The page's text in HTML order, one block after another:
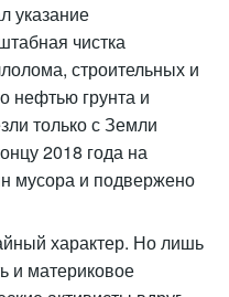
указание
чистка
строительных и
нефтью грунта и
только с Земли
2018 года на
мусора и подвержено
характер. Но лишь
и материковое